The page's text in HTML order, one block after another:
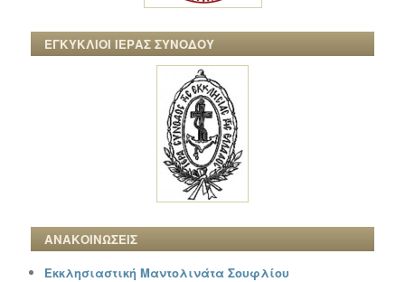
ΕΓΚΥΚΛΙΟΙ ΙΕΡΑΣ ΣΥΝΟΔΟΥ
ΑΝΑΚΟΙΝΩΣΕΙΣ
Εκκλησιαστική Μαντολινάτα Σουφλίου